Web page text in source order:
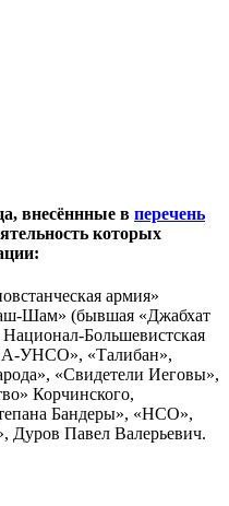
внесённные в перечень
которых
армия»
Шам» (бывшая «Джабхат
Большевистская
УНСО», «Талибан»,
«Свидетели Иеговы»,
Корчинского,
Бандеры», «НСО»,
Дуров Павел Валерьевич.